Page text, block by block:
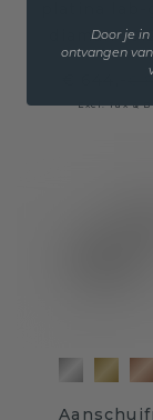
diamant
Excl. Tax &
Door je
ontvangen